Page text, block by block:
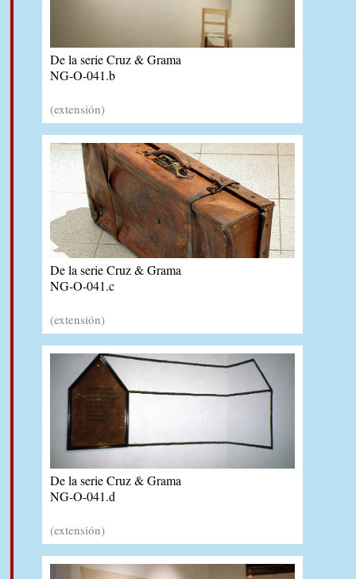
De la serie Cruz & Grama
NG-O-041.b
(extensión)
De la serie Cruz & Grama
NG-O-041.c
(extensión)
De la serie Cruz & Grama
NG-O-041.d
(extensión)